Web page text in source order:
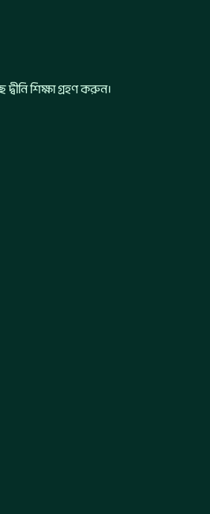
দ্বীনি শিক্ষা গ্রহণ করুন।